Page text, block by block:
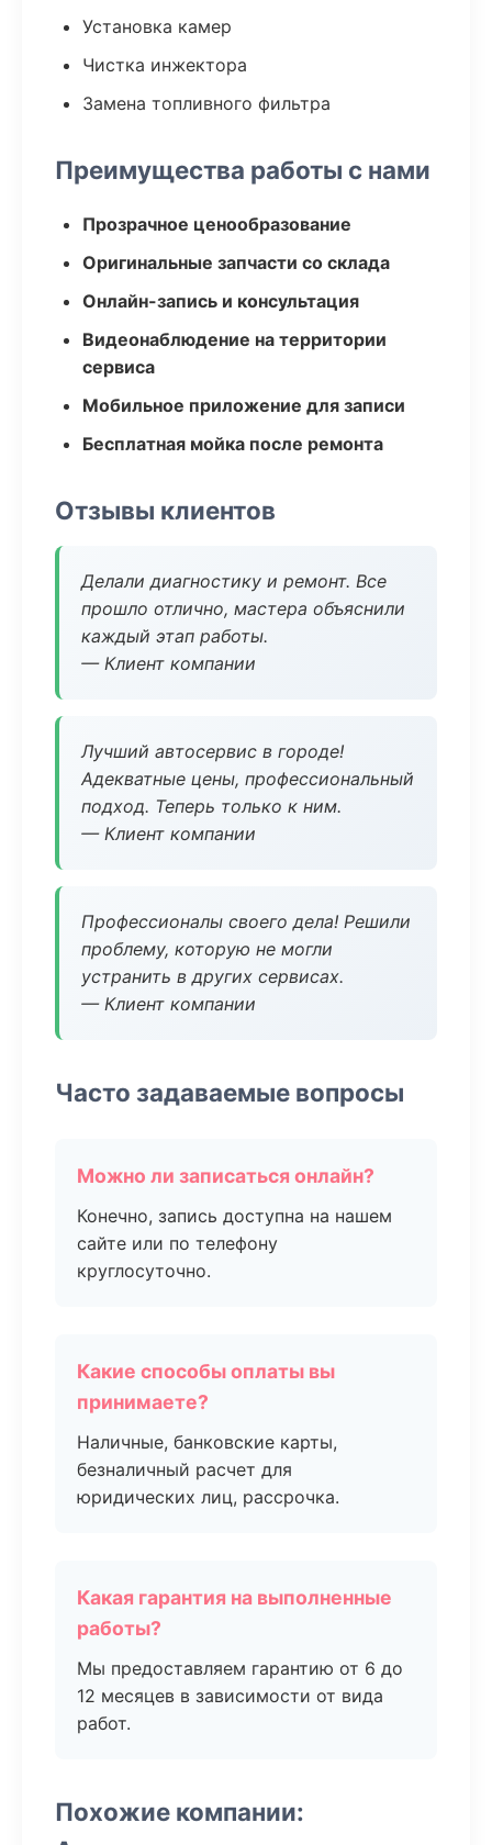
Установка камер
Чистка инжектора
Замена топливного фильтра
Преимущества работы с нами
Прозрачное ценообразование
Оригинальные запчасти со склада
Онлайн-запись и консультация
Видеонаблюдение на территории
сервиса
Мобильное приложение для записи
Бесплатная мойка после ремонта
Отзывы клиентов
Делали диагностику и ремонт. Все
прошло отлично, мастера объяснили
каждый этап работы.
— Клиент компании
Лучший автосервис в городе!
Адекватные цены, профессиональный
подход. Теперь только к ним.
— Клиент компании
Профессионалы своего дела! Решили
проблему, которую не могли
устранить в других сервисах.
— Клиент компании
Часто задаваемые вопросы
Можно ли записаться онлайн?
Конечно, запись доступна на нашем
сайте или по телефону
круглосуточно.
Какие способы оплаты вы
принимаете?
Наличные, банковские карты,
безналичный расчет для
юридических лиц, рассрочка.
Какая гарантия на выполненные
работы?
Мы предоставляем гарантию от 6 до
12 месяцев в зависимости от вида
работ.
Похожие компании: